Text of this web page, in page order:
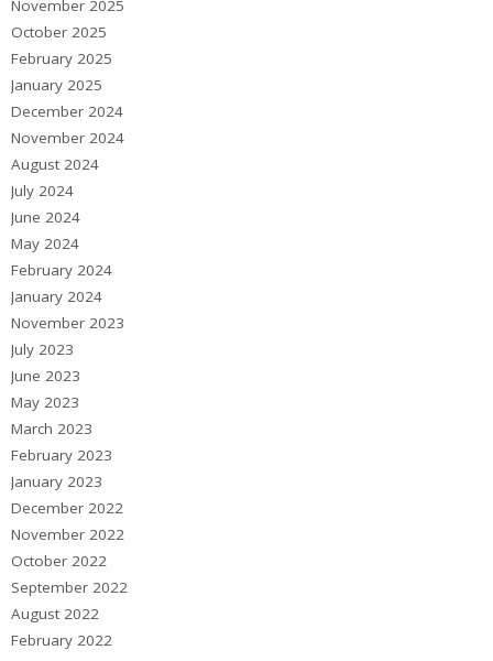
November 2025
October 2025
February 2025
January 2025
December 2024
November 2024
August 2024
July 2024
June 2024
May 2024
February 2024
January 2024
November 2023
July 2023
June 2023
May 2023
March 2023
February 2023
January 2023
December 2022
November 2022
October 2022
September 2022
August 2022
February 2022